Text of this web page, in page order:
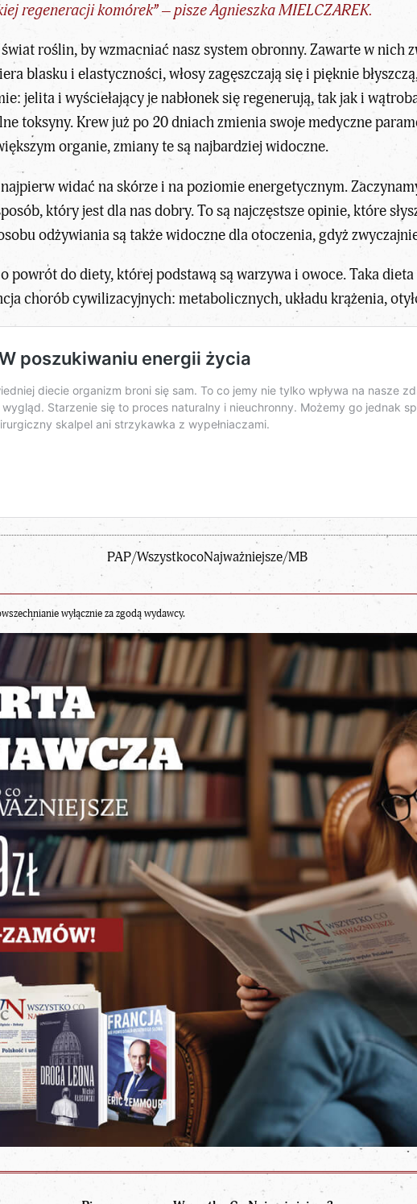
regeneracji komórek” – pisze Agnieszka MIELCZAREK.
roślin, by wzmacniać nasz system obronny. Zawarte w
blasku i elastyczności, włosy zagęszczają się i pięknie
jelita i wyściełający je nabłonek się regenerują, tak jak i
toksyny. Krew już po 20 dniach zmienia swoje medyczne
organie, zmiany te są najbardziej widoczne.
widać na skórze i na poziomie energetycznym.
który jest dla nas dobry. To są najczęstsze opinie, które
odżywiania są także widoczne dla otoczenia, gdyż
powrót do diety, której podstawą są warzywa i owoce. Taka
chorób cywilizacyjnych: metabolicznych, układu krążenia,
PAP/WszystkocoNajważniejsze/MB
wyłącznie za zgodą wydawcy.